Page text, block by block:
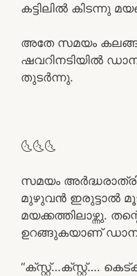
കട്ടിലിൽ കിടന്നു
അതേ സമയം
ഷവറിനടിയിൽ
തുടർന്നു.
🌜🌜🌜
സമയം
മുഴുവൻ ഇരുട്ടാൽ
മയക്കത്തിലാഴ്ന്നു.
ഉറങ്ങുകയാണ്
“ക്സ്റ്റ്…ക്സ്റ്റ്….